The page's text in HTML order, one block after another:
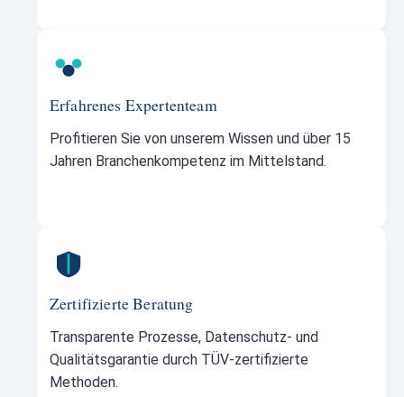
Erfahrenes Expertenteam
Profitieren Sie von unserem Wissen und über 15
Jahren Branchenkompetenz im Mittelstand.
Zertifizierte Beratung
Transparente Prozesse, Datenschutz- und
Qualitätsgarantie durch TÜV-zertifizierte
Methoden.